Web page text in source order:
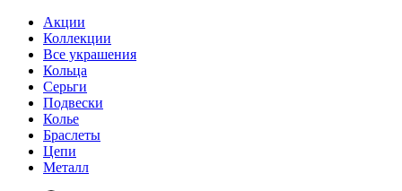
Акции
Коллекции
Все украшения
Кольца
Серьги
Подвески
Колье
Браслеты
Цепи
Металл